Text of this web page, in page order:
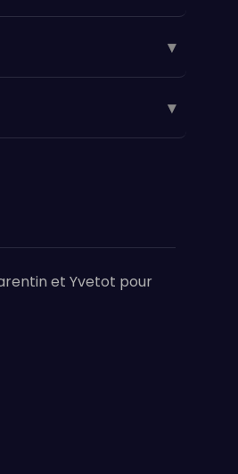
▾
▾
et Yvetot pour